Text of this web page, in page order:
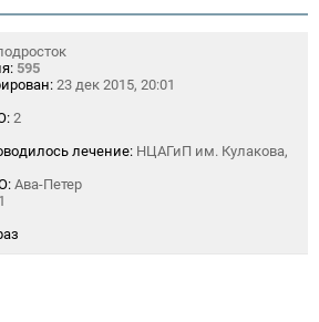
595
23 дек 2015, 20:01
2
лечение: НЦАГиП им. Кулакова,
Ава-Петер
1